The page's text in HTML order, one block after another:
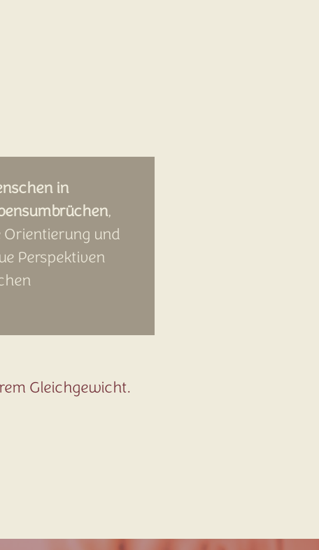
in
,
Orientierung und
Perspektiven
Gleichgewicht.